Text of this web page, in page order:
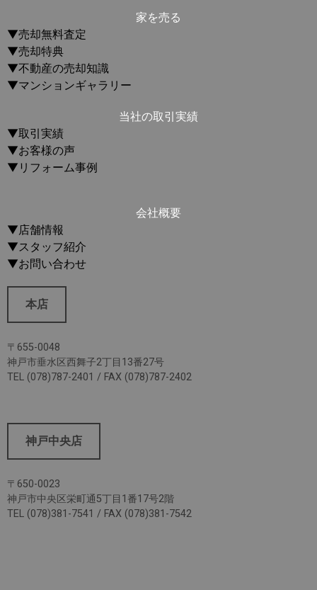
家を売る
▼売却無料査定
▼売却特典
▼不動産の売却知識
▼マンションギャラリー
当社の取引実績
▼取引実績
▼お客様の声
▼リフォーム事例
会社概要
▼店舗情報
▼スタッフ紹介
▼お問い合わせ
本店
〒655-0048
神戸市垂水区西舞子2丁目13番27号
TEL (078)787-2401 / FAX (078)787-2402
神戸中央店
〒650-0023
神戸市中央区栄町通5丁目1番17号2階
TEL (078)381-7541 / FAX (078)381-7542